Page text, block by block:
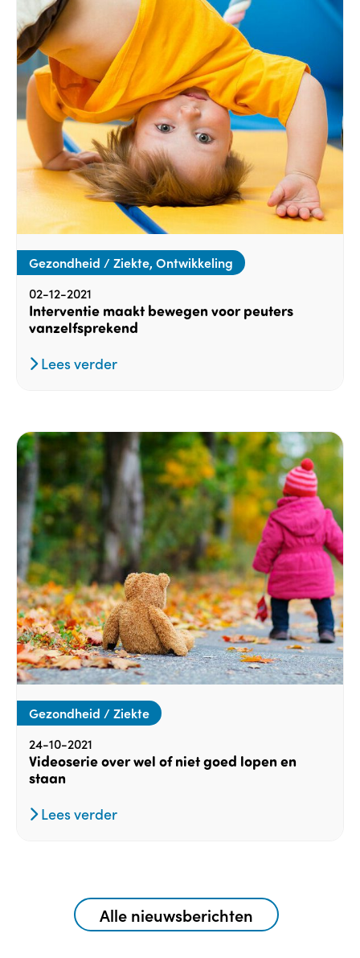
Gezondheid / Ziekte, Ontwikkeling
02-12-2021
Interventie maakt bewegen voor peuters
vanzelfsprekend
Lees verder
Gezondheid / Ziekte
24-10-2021
Videoserie over wel of niet goed lopen en
staan
Lees verder
Alle nieuwsberichten